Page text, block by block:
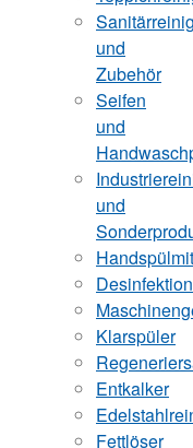
und
Zubehör
Seifen
und
und
Desinfektion
Klarspüler
Entkalker
Fettlöser